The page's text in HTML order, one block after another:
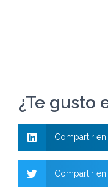
¿Te gusto
Compartir en
Compartir en